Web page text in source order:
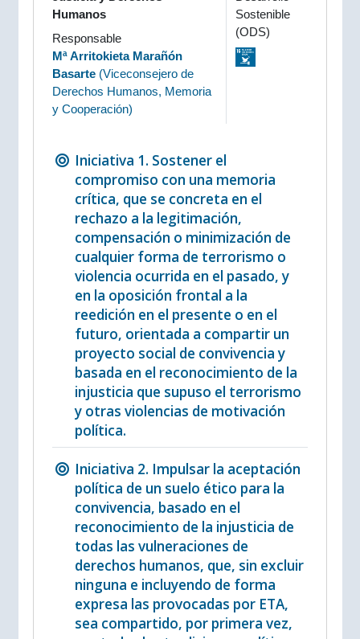
Humanos
Responsable
Mª Arritokieta Marañón
Basarte(Viceconsejero de
Derechos Humanos, Memoria
y Cooperación)
Sostenible
(ODS)
Iniciativa 1. Sostener el
compromiso con una memoria
crítica, que se concreta en el
rechazo a la legitimación,
compensación o minimización de
cualquier forma de terrorismo o
violencia ocurrida en el pasado, y
en la oposición frontal a la
reedición en el presente o en el
futuro, orientada a compartir un
proyecto social de convivencia y
basada en el reconocimiento de la
injusticia que supuso el terrorismo
y otras violencias de motivación
política.
Iniciativa 2. Impulsar la aceptación
política de un suelo ético para la
convivencia, basado en el
reconocimiento de la injusticia de
todas las vulneraciones de
derechos humanos, que, sin excluir
ninguna e incluyendo de forma
expresa las provocadas por ETA,
sea compartido, por primera vez,